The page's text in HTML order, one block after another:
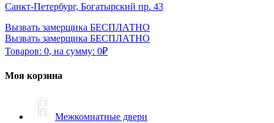
Санкт-Петербург, Богатырский пр. 43
Вызвать замерщика БЕСПЛАТНО
Вызвать замерщика БЕСПЛАТНО
Товаров: 0, на сумму: 0₽
Моя корзина
Межкомнатные двери